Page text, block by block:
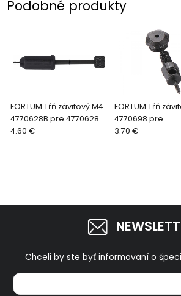
Podobné produkty
FORTUM Tŕň závitový M4
4770628B pre 4770628
4.60 €
FORTUM Tŕň
4770698 pre
3.70 €
Chceli by ste byť informovaní o